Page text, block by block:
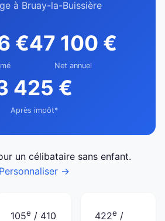
à Bruay-la-Buissière
€47 100 €
Net annuel
425 €
Après impôt*
un célibataire sans enfant.
Personnaliser →
105e / 410
422e /